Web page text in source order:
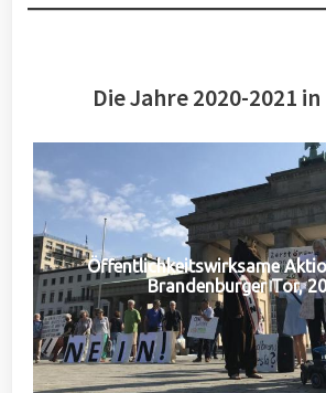
Die Jahre 2020-2021
Öffentlichkeitswirksame
Brandenburger Tor,